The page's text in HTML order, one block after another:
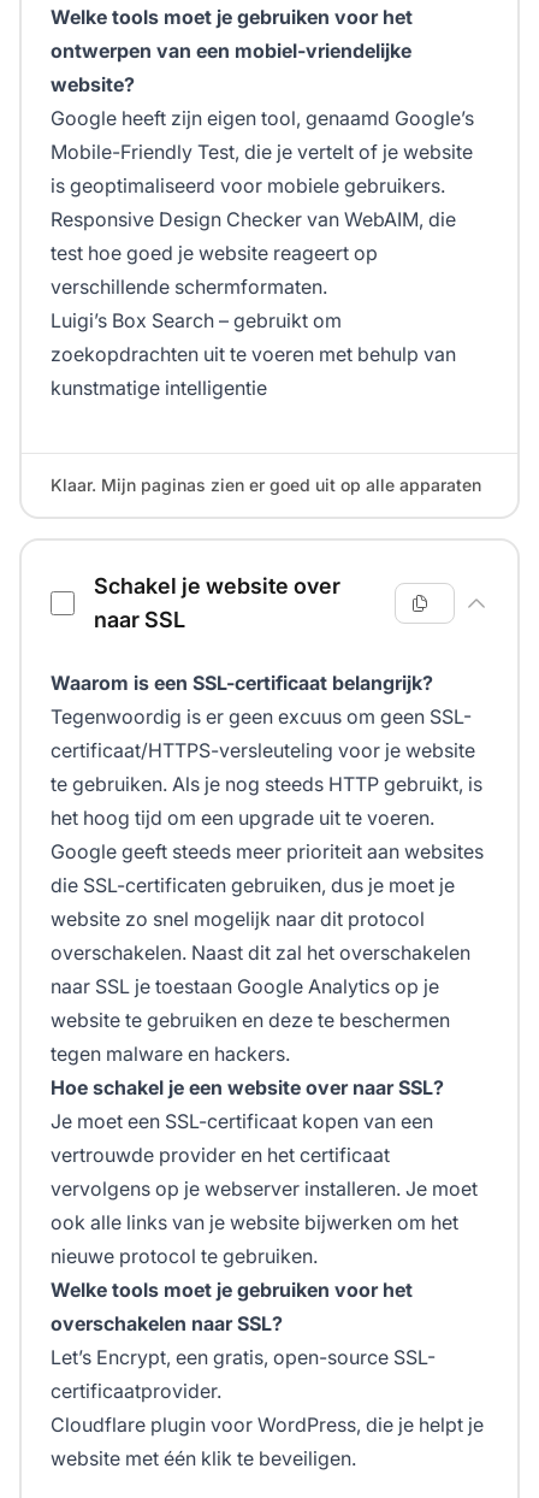
Welke tools moet je gebruiken voor het
ontwerpen van een mobiel-vriendelijke
website?
Google heeft zijn eigen tool, genaamd Google’s
Mobile-Friendly Test, die je vertelt of je website
is geoptimaliseerd voor mobiele gebruikers.
Responsive Design Checker van WebAIM, die
test hoe goed je website reageert op
verschillende schermformaten.
Luigi’s Box Search – gebruikt om
zoekopdrachten uit te voeren met behulp van
kunstmatige intelligentie
Klaar. Mijn paginas zien er goed uit op alle apparaten
Schakel je website over
naar SSL
Waarom is een SSL-certificaat belangrijk?
Tegenwoordig is er geen excuus om geen SSL-
certificaat/HTTPS-versleuteling voor je website
te gebruiken. Als je nog steeds HTTP gebruikt, is
het hoog tijd om een upgrade uit te voeren.
Google geeft steeds meer prioriteit aan websites
die SSL-certificaten gebruiken, dus je moet je
website zo snel mogelijk naar dit protocol
overschakelen. Naast dit zal het overschakelen
naar SSL je toestaan Google Analytics op je
website te gebruiken en deze te beschermen
tegen malware en hackers.
Hoe schakel je een website over naar SSL?
Je moet een SSL-certificaat kopen van een
vertrouwde provider en het certificaat
vervolgens op je webserver installeren. Je moet
ook alle links van je website bijwerken om het
nieuwe protocol te gebruiken.
Welke tools moet je gebruiken voor het
overschakelen naar SSL?
Let’s Encrypt, een gratis, open-source SSL-
certificaatprovider.
Cloudflare plugin voor WordPress, die je helpt je
website met één klik te beveiligen.